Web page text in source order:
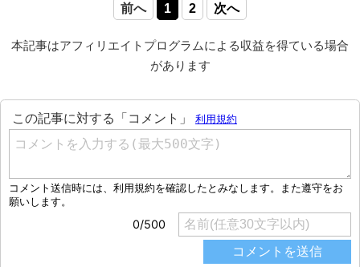
前へ 1 2 次へ
本記事はアフィリエイトプログラムによる収益を得ている場合
があります